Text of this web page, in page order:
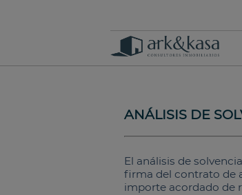
ANÁLISIS DE
El análisis de
firma del contrato de
importe acordado de